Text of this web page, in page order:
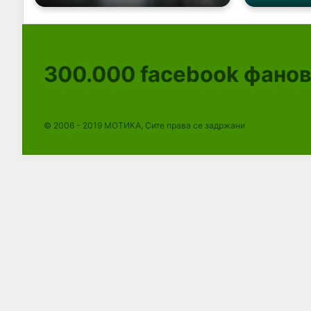
300.000 facebook
© 2006 - 2019 МОТИКА, Сите права се задржани